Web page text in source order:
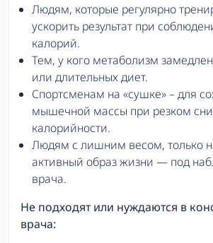
Людям, которые регулярно
ускорить результат при
калорий.
Тем, у кого метаболизм замедлен
или длительных диет.
Спортсменам на «сушке» – для
мышечной массы при резком
калорийности.
Людям с лишним весом, только
активный образ жизни — под
врача.
Не подходят или нуждаются в
врача: